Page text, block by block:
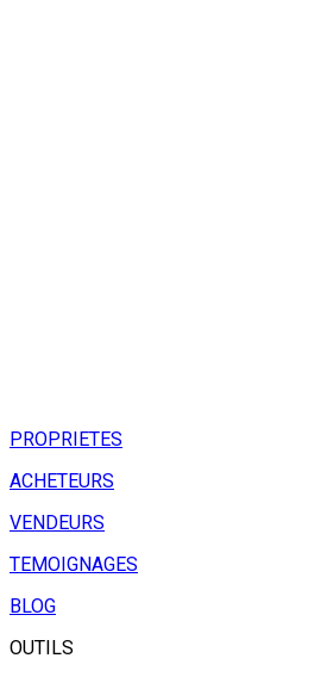
PROPRIETES
ACHETEURS
VENDEURS
TEMOIGNAGES
BLOG
OUTILS